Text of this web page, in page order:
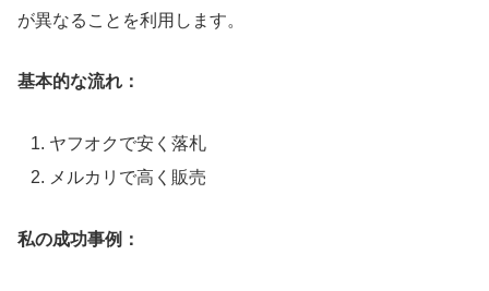
が異なることを利用します。
基本的な流れ：
ヤフオクで安く落札
メルカリで高く販売
私の成功事例：